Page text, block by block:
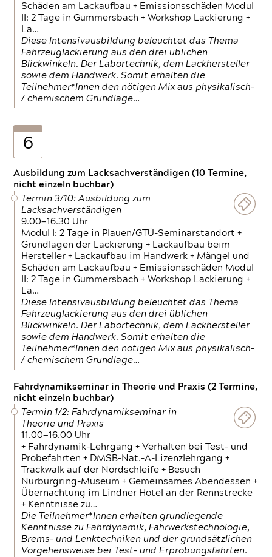
Schäden am Lackaufbau + Emissionsschäden Modul
II: 2 Tage in Gummersbach + Workshop Lackierung +
La…
Diese Intensivausbildung beleuchtet das Thema
Fahrzeuglackierung aus den drei üblichen
Blickwinkeln. Der Labortechnik, dem Lackhersteller
sowie dem Handwerk. Somit erhalten die
Teilnehmer*Innen den nötigen Mix aus physikalisch-
/ chemischem Grundlage…
6
Ausbildung zum Lacksachverständigen (10 Termine,
nicht einzeln buchbar)
Termin 3/10: Ausbildung zum
Lacksachverständigen
9.00—16.30 Uhr
Modul I: 2 Tage in Plauen/GTÜ-Seminarstandort +
Grundlagen der Lackierung + Lackaufbau beim
Hersteller + Lackaufbau im Handwerk + Mängel und
Schäden am Lackaufbau + Emissionsschäden Modul
II: 2 Tage in Gummersbach + Workshop Lackierung +
La…
Diese Intensivausbildung beleuchtet das Thema
Fahrzeuglackierung aus den drei üblichen
Blickwinkeln. Der Labortechnik, dem Lackhersteller
sowie dem Handwerk. Somit erhalten die
Teilnehmer*Innen den nötigen Mix aus physikalisch-
/ chemischem Grundlage…
Fahrdynamikseminar in Theorie und Praxis (2 Termine,
nicht einzeln buchbar)
Termin 1/2: Fahrdynamikseminar in
Theorie und Praxis
11.00—16.00 Uhr
+ Fahrdynamik-Lehrgang + Verhalten bei Test- und
Probefahrten + DMSB-Nat.-A-Lizenzlehrgang +
Trackwalk auf der Nordschleife + Besuch
Nürburgring-Museum + Gemeinsames Abendessen +
Übernachtung im Lindner Hotel an der Rennstrecke
+ Kenntnisse zu…
Die Teilnehmer*Innen erhalten grundlegende
Kenntnisse zu Fahrdynamik, Fahrwerkstechnologie,
Brems- und Lenktechniken und der grundsätzlichen
Vorgehensweise bei Test- und Erprobungsfahrten.